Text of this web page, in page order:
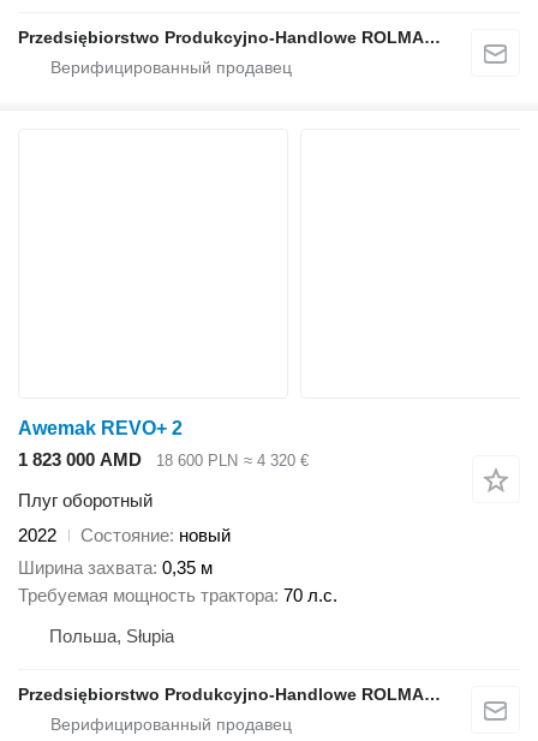
Przedsiębiorstwo Produkcyjno-Handlowe ROLMAPOL Marcin Dziekan
Awemak REVO+ 2
1 823 000 AMD
18 600 PLN ≈ 4 320 €
Плуг оборотный
2022
Состояние новый
Ширина захвата 0,35 м
Требуемая мощность трактора 70 л.с.
Польша, Słupia
Przedsiębiorstwo Produkcyjno-Handlowe ROLMAPOL Marcin Dziekan